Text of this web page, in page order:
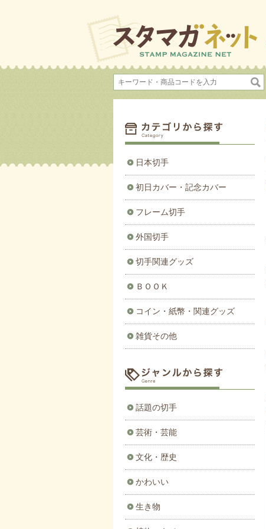
日本切手
初日カバー・記念カバー
フレーム切手
外国切手
切手関連グッズ
ＢＯＯＫ
コイン・紙幣・関連グッズ
雑貨その他
話題の切手
芸術・芸能
文化・歴史
かわいい
生き物